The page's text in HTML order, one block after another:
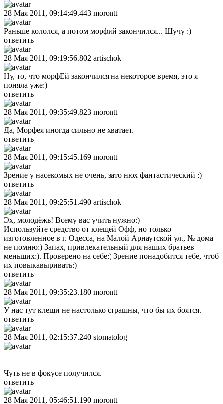
28 Мая 2011, 09:14:49.443 morontt
Раньше кололся, а потом морфий закончился... Шучу :)
ответить
28 Мая 2011, 09:19:56.802 artischok
Ну, то, что морфЕй закончился на некоторое время, это я
поняла уже:)
ответить
28 Мая 2011, 09:35:49.823 morontt
Да, Морфея иногда сильно не хватает.
ответить
28 Мая 2011, 09:15:45.169 morontt
Зрение у насекомых не очень, зато нюх фантастический :)
ответить
28 Мая 2011, 09:25:51.490 artischok
Эх, молодёжь! Всему вас учить нужно:)
Используйте средство от клещей Офф, но только
изготовленное в г. Одесса, на Малой Арнаутской ул., № дома
не помню:) Запах, привлекательный для наших братьев
меньших:). Проверено на себе:) Зрение понадобится тебе, чтоб
их повыкавыривать:)
ответить
28 Мая 2011, 09:35:23.180 morontt
У нас тут клещи не настолько страшны, что бы их боятся.
ответить
28 Мая 2011, 02:15:37.240 stomatolog
Чуть не в фокусе получился.
ответить
28 Мая 2011, 05:46:51.190 morontt